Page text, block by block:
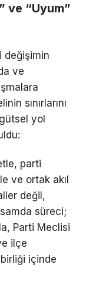
ve “Uyum”
değişimin
ve
sınırlarını
yol
parti
ve ortak akıl
değil,
süreci;
Parti Meclisi
ilçe
içinde